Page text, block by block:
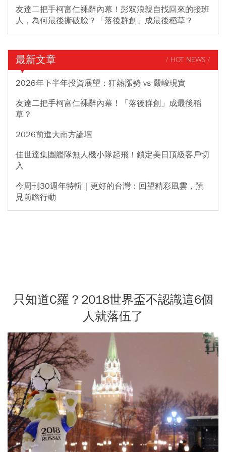
友達二把手柯富仁裸辭內幕！彭双浪親自找回來的接班
人，為何最後撕破臉？「落後群創」成最後稻草？
最新文章 / HOT NEWS /
2026年下半年投資展望：狂熱漲勢 vs 嚴峻現實
友達二把手柯富仁裸辭內幕！「落後群創」成最後稻
草？
2026前進大南方論壇
佳世達集團艦隊無人機小隊起飛！鎖定美日頂級客戶切
入
今周刊30週年特輯｜更好的台灣：回望精彩風雲，預
見前瞻行動
只知道C羅？2018世界盃不認識這6個
人就落伍了